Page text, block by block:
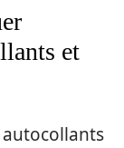
et
autocollants